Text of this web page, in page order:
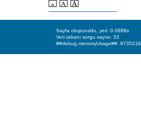
Sayfa oluşturuldu, yeri: 0.0888s
Veri tabanı sorgu sayısı: 33
##debug.memoryUsage##: 9735216